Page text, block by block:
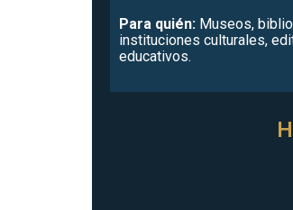
Para quién: Museos,
instituciones culturales,
educativos.